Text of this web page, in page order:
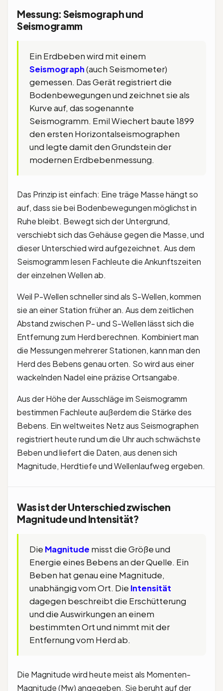
Messung: Seismograph und
Seismogramm
Ein Erdbeben wird mit einem
Seismograph(auch Seismometer)
gemessen. Das Gerät registriert die
Bodenbewegungen und zeichnet sie als
Kurve auf, das sogenannte
Seismogramm. Emil Wiechert baute 1899
den ersten Horizontalseismographen
und legte damit den Grundstein der
modernen Erdbebenmessung.
Das Prinzip ist einfach: Eine träge Masse hängt so
auf, dass sie bei Bodenbewegungen möglichst in
Ruhe bleibt. Bewegt sich der Untergrund,
verschiebt sich das Gehäuse gegen die Masse, und
dieser Unterschied wird aufgezeichnet. Aus dem
Seismogramm lesen Fachleute die Ankunftszeiten
der einzelnen Wellen ab.
Weil P-Wellen schneller sind als S-Wellen, kommen
sie an einer Station früher an. Aus dem zeitlichen
Abstand zwischen P- und S-Wellen lässt sich die
Entfernung zum Herd berechnen. Kombiniert man
die Messungen mehrerer Stationen, kann man den
Herd des Bebens genau orten. So wird aus einer
wackelnden Nadel eine präzise Ortsangabe.
Aus der Höhe der Ausschläge im Seismogramm
bestimmen Fachleute außerdem die Stärke des
Bebens. Ein weltweites Netz aus Seismographen
registriert heute rund um die Uhr auch schwächste
Beben und liefert die Daten, aus denen sich
Magnitude, Herdtiefe und Wellenlaufweg ergeben.
Was ist der Unterschied zwischen
Magnitude und Intensität?
Die Magnitude misst die Größe und
Energie eines Bebens an der Quelle. Ein
Beben hat genau eine Magnitude,
unabhängig vom Ort. Die Intensität
dagegen beschreibt die Erschütterung
und die Auswirkungen an einem
bestimmten Ort und nimmt mit der
Entfernung vom Herd ab.
Die Magnitude wird heute meist als Momenten-
Magnitude (Mw) angegeben. Sie beruht auf der